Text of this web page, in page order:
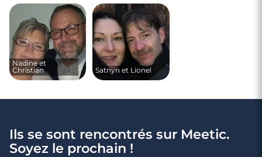
Nadine et
Christian
Satnyn et Lionel
Ils se sont rencontrés sur Meetic.
Soyez le prochain !